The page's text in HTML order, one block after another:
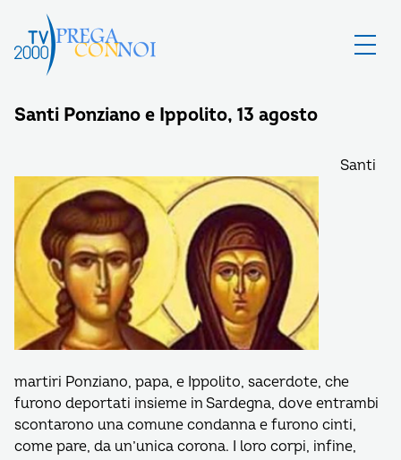
Santi Ponziano e Ippolito, 13 agosto
Santi
martiri Ponziano, papa, e Ippolito, sacerdote, che
furono deportati insieme in Sardegna, dove entrambi
scontarono una comune condanna e furono cinti,
come pare, da un’unica corona. I loro corpi, infine,